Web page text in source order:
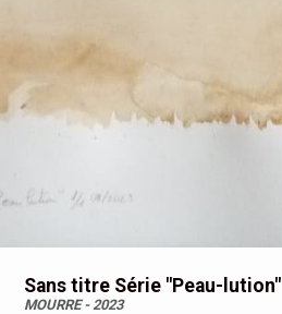
Sans titre Série "Peau-lution"
MOURRE - 2023